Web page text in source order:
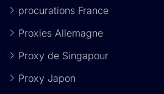
procurations France
Proxies Allemagne
Proxy de Singapour
Proxy Japon